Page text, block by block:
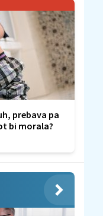
prebava pa
bi morala?